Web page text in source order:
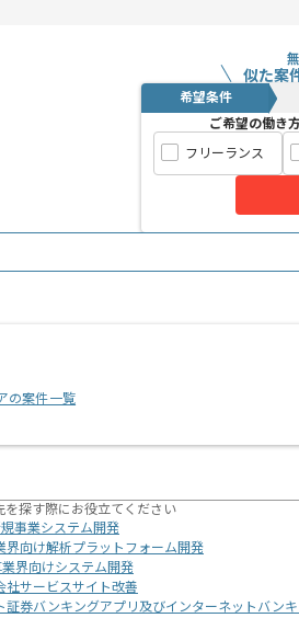
似た案
希望条件
ご希望の働き
フリーランス
の案件一覧
探す際にお役立てください
事業システム開発
界向け解析プラットフォーム開発
業界向けシステム開発
社サービスサイト改善
証券バンキングアプリ及びインターネットバン